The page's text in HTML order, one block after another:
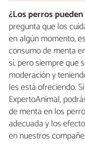
¿Los perros
pregunta que los
en algún momento,
consumo de menta
sí, pero siempre que
moderación y
les está ofreciendo.
ExpertoAnimal,
de menta en los
adecuada y los
en nuestros